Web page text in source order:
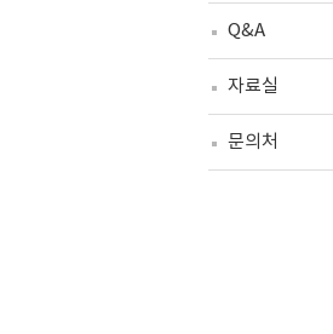
Q&A
자료실
문의처